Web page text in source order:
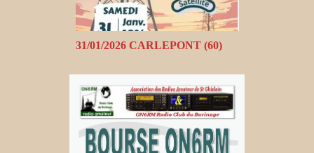
31/01/2026 CARLEPONT (60)